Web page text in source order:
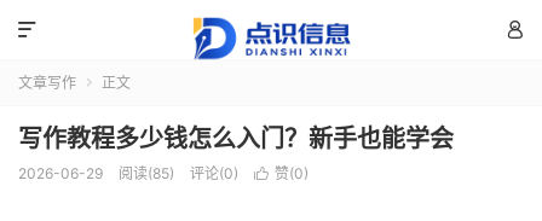


文章写作  正文
写作教程多少钱怎么入门？新手也能学会
2026-06-29 阅读(85) 评论(0)  赞(0)